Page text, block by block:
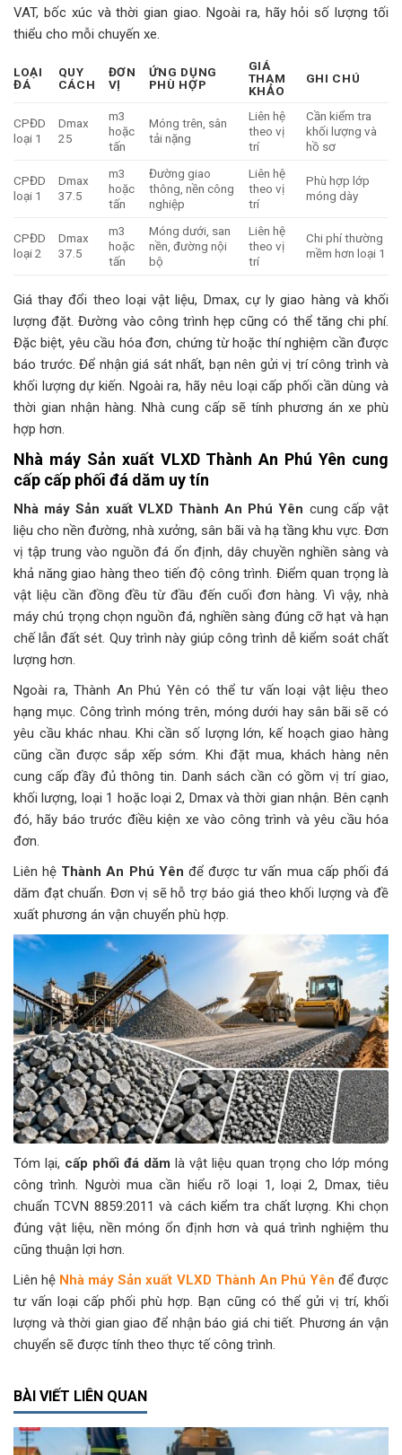
VAT, bốc xúc và thời gian giao. Ngoài ra, hãy hỏi số lượng tối
thiểu cho mỗi chuyến xe.
LOẠI
ĐÁ
QUY
CÁCH
ĐƠN
VỊ
ỨNG DỤNG
PHÙ HỢP
GIÁ
THAM
KHẢO
GHI CHÚ
CPĐD
loại 1
Dmax
25
m3
hoặc
tấn
Móng trên, sân
tải nặng
Liên hệ
theo vị
trí
Cần kiểm tra
khối lượng và
hồ sơ
CPĐD
loại 1
Dmax
37.5
m3
hoặc
tấn
Đường giao
thông, nền công
nghiệp
Liên hệ
theo vị
trí
Phù hợp lớp
móng dày
CPĐD
loại 2
Dmax
37.5
m3
hoặc
tấn
Móng dưới, san
nền, đường nội
bộ
Liên hệ
theo vị
trí
Chi phí thường
mềm hơn loại 1
Giá thay đổi theo loại vật liệu, Dmax, cự ly giao hàng và khối
lượng đặt. Đường vào công trình hẹp cũng có thể tăng chi phí.
Đặc biệt, yêu cầu hóa đơn, chứng từ hoặc thí nghiệm cần được
báo trước. Để nhận giá sát nhất, bạn nên gửi vị trí công trình và
khối lượng dự kiến. Ngoài ra, hãy nêu loại cấp phối cần dùng và
thời gian nhận hàng. Nhà cung cấp sẽ tính phương án xe phù
hợp hơn.
Nhà máy Sản xuất VLXD Thành An Phú Yên cung
cấp cấp phối đá dăm uy tín
Nhà máy Sản xuất VLXD Thành An Phú Yên cung cấp vật
liệu cho nền đường, nhà xưởng, sân bãi và hạ tầng khu vực. Đơn
vị tập trung vào nguồn đá ổn định, dây chuyền nghiền sàng và
khả năng giao hàng theo tiến độ công trình. Điểm quan trọng là
vật liệu cần đồng đều từ đầu đến cuối đơn hàng. Vì vậy, nhà
máy chú trọng chọn nguồn đá, nghiền sàng đúng cỡ hạt và hạn
chế lẫn đất sét. Quy trình này giúp công trình dễ kiểm soát chất
lượng hơn.
Ngoài ra, Thành An Phú Yên có thể tư vấn loại vật liệu theo
hạng mục. Công trình móng trên, móng dưới hay sân bãi sẽ có
yêu cầu khác nhau. Khi cần số lượng lớn, kế hoạch giao hàng
cũng cần được sắp xếp sớm. Khi đặt mua, khách hàng nên
cung cấp đầy đủ thông tin. Danh sách cần có gồm vị trí giao,
khối lượng, loại 1 hoặc loại 2, Dmax và thời gian nhận. Bên cạnh
đó, hãy báo trước điều kiện xe vào công trình và yêu cầu hóa
đơn.
Liên hệ Thành An Phú Yên để được tư vấn mua cấp phối đá
dăm đạt chuẩn. Đơn vị sẽ hỗ trợ báo giá theo khối lượng và đề
xuất phương án vận chuyển phù hợp.
Tóm lại, cấp phối đá dăm là vật liệu quan trọng cho lớp móng
công trình. Người mua cần hiểu rõ loại 1, loại 2, Dmax, tiêu
chuẩn TCVN 8859:2011 và cách kiểm tra chất lượng. Khi chọn
đúng vật liệu, nền móng ổn định hơn và quá trình nghiệm thu
cũng thuận lợi hơn.
Liên hệ Nhà máy Sản xuất VLXD Thành An Phú Yên để được
tư vấn loại cấp phối phù hợp. Bạn cũng có thể gửi vị trí, khối
lượng và thời gian giao để nhận báo giá chi tiết. Phương án vận
chuyển sẽ được tính theo thực tế công trình.
BÀI VIẾT LIÊN QUAN